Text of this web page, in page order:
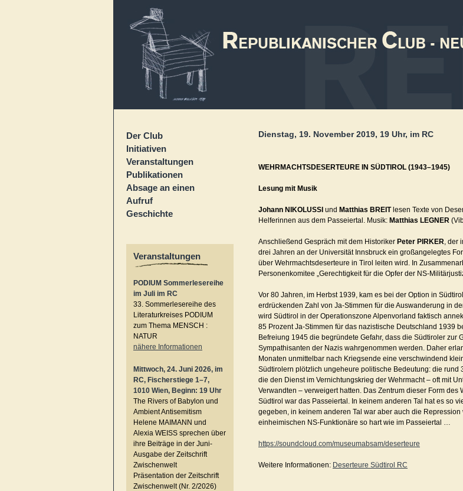
Der Club
Initiativen
Veranstaltungen
Publikationen
Absage an einen
Aufruf
Geschichte
Veranstaltungen
PODIUM Sommerlesereihe
im Juli im RC
33. Sommerlesereihe des
Literaturkreises PODIUM
zum Thema MENSCH :
NATUR
nähere Informationen
Mittwoch, 24. Juni 2026, im
RC, Fischerstiege 1–7,
1010 Wien, Beginn: 19 Uhr
The Rivers of Babylon und
Ambient Antisemitism
Helene MAIMANN und
Alexia WEISS sprechen über
ihre Beiträge in der Juni-
Ausgabe der Zeitschrift
Zwischenwelt
Präsentation der Zeitschrift
Zwischenwelt (Nr. 2/2026)
Dienstag, 19. November 2019, 19 Uhr, im RC
WEHRMACHTSDESERTEURE IN SÜDTIROL (1943–1945)
Lesung mit Musik
Johann NIKOLUSSI und Matthias BREITlesen Texte von
Helferinnen aus dem Passeiertal. Musik: Matthias LEGNER
Anschließend Gespräch mit dem Historiker Peter PIRKER, der
drei Jahren an der Universität Innsbruck ein großangelegtes
über Wehrmachtsdeserteure in Tirol leiten wird. In
Personenkomitee „Gerechtigkeit für die Opfer der NS-
Vor 80 Jahren, im Herbst 1939, kam es bei der Option in
erdrückenden Zahl von Ja-Stimmen für die Auswanderung in
wird Südtirol in der Operationszone Alpenvorland faktisch
85 Prozent Ja-Stimmen für das nazistische Deutschland 1939
Befreiung 1945 die begründete Gefahr, dass die Südtiroler zur
Sympathisanten der Nazis wahrgenommen werden. Daher
Monaten unmittelbar nach Kriegsende eine verschwindend
Südtirolern plötzlich ungeheure politische Bedeutung: die rund
die den Dienst im Vernichtungskrieg der Wehrmacht – oft mit
Verwandten – verweigert hatten. Das Zentrum dieser Form des
Südtirol war das Passeiertal. In keinem anderen Tal hat es so
gegeben, in keinem anderen Tal war aber auch die Repression
einheimischen NS-Funktionäre so hart wie im Passeiertal …
https://soundcloud.com/museumabsam/deserteure
Weitere Informationen: Deserteure Südtirol RC